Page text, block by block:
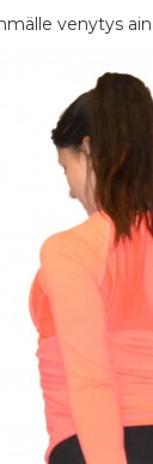
venytys